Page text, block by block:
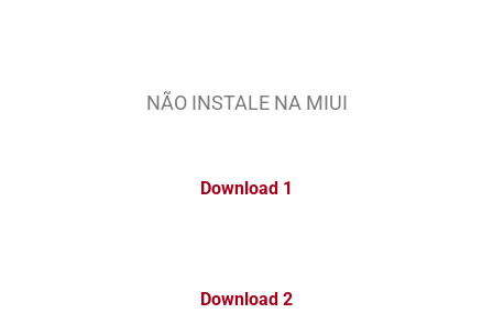
NÃO INSTALE NA MIUI
Download 1
Download 2